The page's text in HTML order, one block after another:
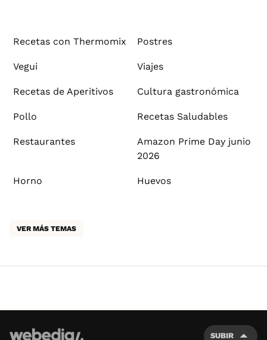
Recetas con Thermomix Postres
Vegui Viajes
Recetas de Aperitivos Cultura gastronómica
Pollo Recetas Saludables
Restaurantes
Amazon Prime Day junio
2026
Horno Huevos
VER MÁS TEMAS
SUBIR